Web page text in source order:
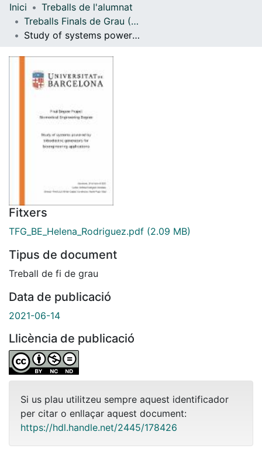
Navega per tot el DD
Inici
Treballs de l'alumnat
Treballs Finals de Grau (TFG) - Enginyeria Biomèdica
Study of systems powered by triboelectric generators for bioengineering applications
Fitxers
TFG_BE_Helena_Rodriguez.pdf (2.09 MB)
Tipus de document
Treball de fi de grau
Data de publicació
2021-06-14
Llicència de publicació
Si us plau utilitzeu sempre aquest identificador
per citar o enllaçar aquest document:
https://hdl.handle.net/2445/178426